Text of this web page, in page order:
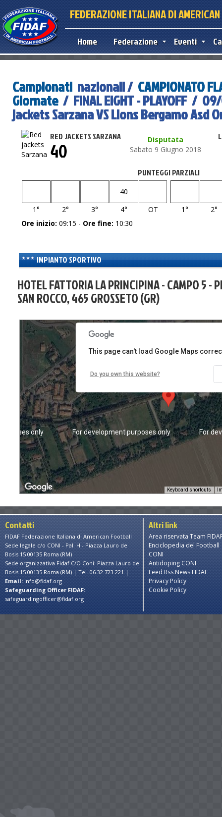
FEDERAZIONE ITALIANA DI
Home Federazione Eventi
Campionati nazionali / CAMPIONATO
Giornate/ FINAL EIGHT - PLAYOFF /
jackets Sarzana VS Lions Bergamo Asd
RED JACKETS SARZANA
Disputata
Sabato 9 Giugno 2018
40
PUNTEGGI PARZIALI
40
1°
2° 3° 4° OT 1°
2°
Ore inizio: 09:15 - Ore fine: 10:30
IMPIANTO SPORTIVO
HOTEL FATTORIA LA PRINCIPINA - CAMPO 5 -
SAN ROCCO, 465 GROSSETO (GR)
For
For development purposes only
For development purposes only
only
only
Keyboard shortcuts
This page can't load Google Maps
Do you own this website?
Contatti
FIDAF Federazione Italiana di American Football
Sede legale c/o CONI - Pal. H - Piazza Lauro de
Bosis 15 00135 Roma (RM)
Sede organizzativa Fidaf C/O Coni: Piazza Lauro de
Bosis 15 00135 Roma (RM) | Tel. 06.32 723 221 |
Email: info@fidaf.org
Safeguarding Officer FIDAF:
safeguardingofficer@fidaf.org
Altri link
Area riservata Team
Enciclopedia del Football
CONI
Antidoping CONI
Feed Rss News FIDAF
Privacy Policy
Cookie Policy